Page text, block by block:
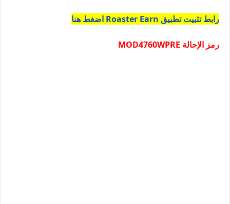
رابط تثبيت تطبيق Roaster Earn اضغط هنا
رمز الإحالة MOD4760WPRE